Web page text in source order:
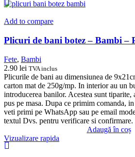
Add to compare
Plicuri de bani botez – Bambi –
Fete, Bambi
2.90 lei TVA inclus
Plicurile de bani au dimensiunea de
carton mat de 250g/mp. In interior au un
introducerea banilor. Acestea sunt tiparite,
pus pe masa. Dupa ce primim comanda,
veti primi pe WhatsApp sau pe email
textul Dvs. pentru verificare si confirmare.
Adaugă în coș
Vizualizare rapida